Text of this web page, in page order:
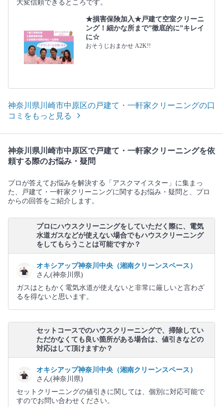
大変信頼できるところです。
★損害保険加入★戸建て空室クリーニ
ング！細かな所まで”徹底的に”キレイ
に☆
おそうじおまかせ A2K!!
神奈川県川崎市中原区の戸建て・一軒家クリーニングの口
コミをもっと見る
神奈川県川崎市中原区で戸建て・一軒家クリーニングを依
頼する際のお悩み・疑問
プロが答えてお悩みを解決する「アスクマイスター」に集まっ
た、戸建て・一軒家クリーニングに関するお悩み・疑問と、プロ
からの回答をご紹介します。
プロにハウスクリーニングをしていただく際に、電気
水道ガスなどが使えない場合でもハウスクリーニング
をしてもらうことは可能ですか？
オキシアップ神奈川中央（湘南クリーンスペース）
さん(神奈川県)
ガスはともかく電気水道が使えないと非常に厳しいと言わざ
るを得ないと思います。
セットコースでのハウスクリーニングで、掃除してい
ただかなくても良い箇所がある場合は、値引きなどの
対応はして頂けますか？
オキシアップ神奈川中央（湘南クリーンスペース）
さん(神奈川県)
セットクリーニングの値引きに関しては、個別に対応可能で
すのでお問い合わせください。